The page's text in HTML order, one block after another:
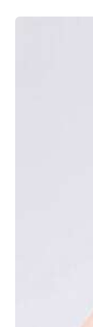
Grau
30-